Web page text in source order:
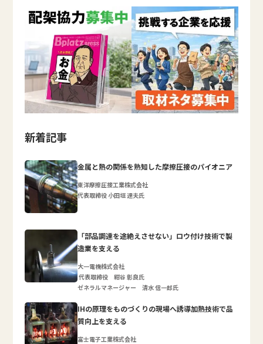
新着記事
金属と熱の関係を熟知した摩擦圧接のパイオニア
東洋摩擦圧接工業株式会社
代表取締役 小田垣 達夫氏
「部品調達を途絶えさせない」ロウ付け技術で製
造業を支える
大一電機株式会社
代表取締役 紺谷 彰良氏
ゼネラルマネージャー 清水 信一郎氏
IHの原理をものづくりの現場へ誘導加熱技術で品
質向上を支える
富士電子工業株式会社